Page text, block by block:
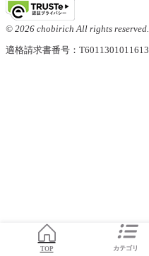
© 2026 chobirich All rights reserved.
適格請求書番号：T6011301011613
TOP